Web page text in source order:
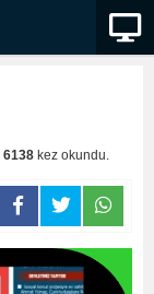
6138 kez okundu.